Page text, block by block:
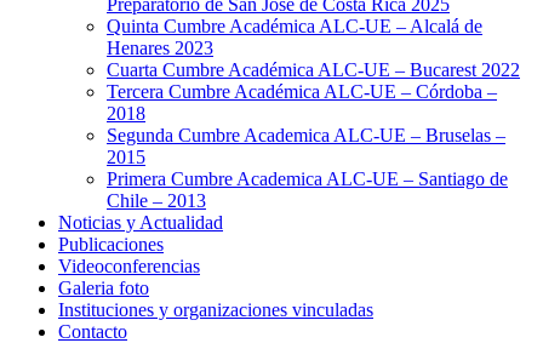
Quinta Cumbre Académica ALC-UE – Alcalá de
Henares 2023
Cuarta Cumbre Académica ALC-UE – Bucarest 2022
Tercera Cumbre Académica ALC-UE – Córdoba –
2018
Segunda Cumbre Academica ALC-UE – Bruselas –
2015
Primera Cumbre Academica ALC-UE – Santiago de
Chile – 2013
Noticias y Actualidad
Publicaciones
Videoconferencias
Galeria foto
Instituciones y organizaciones vinculadas
Contacto